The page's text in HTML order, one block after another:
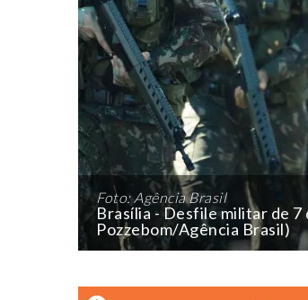
Foto: Agência Brasil
Brasília - Desfile militar de 7
Pozzebom/Agência Brasil)